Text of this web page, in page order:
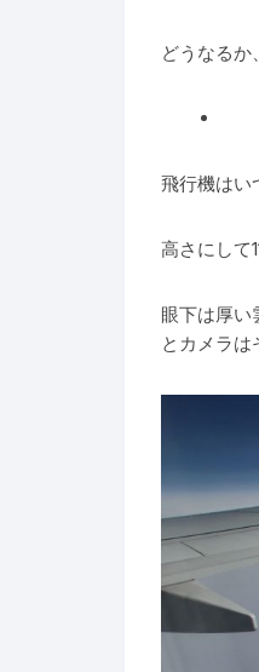
どうなるか
飛行機はい
高さにして
眼下は厚い
とカメラは